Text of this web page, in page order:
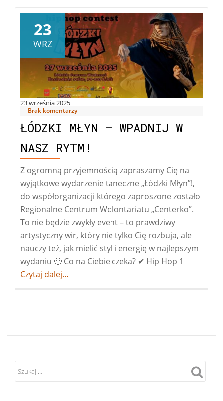
23 września 2025
23
WRZ
Brak komentarzy
ŁÓDZKI MŁYN – WPADNIJ W
NASZ RYTM!
Z ogromną przyjemnością zapraszamy Cię na
wyjątkowe wydarzenie taneczne „Łódzki Młyn”!,
do współorganizacji którego zaproszone zostało
Regionalne Centrum Wolontariatu „Centerko”.
To nie będzie zwykły event – to prawdziwy
artystyczny wir, który nie tylko Cię rozbuja, ale
nauczy też, jak mielić styl i energię w najlepszym
wydaniu 🙂 Co na Ciebie czeka? ✔ Hip Hop 1
nasz
Czytaj dalej…